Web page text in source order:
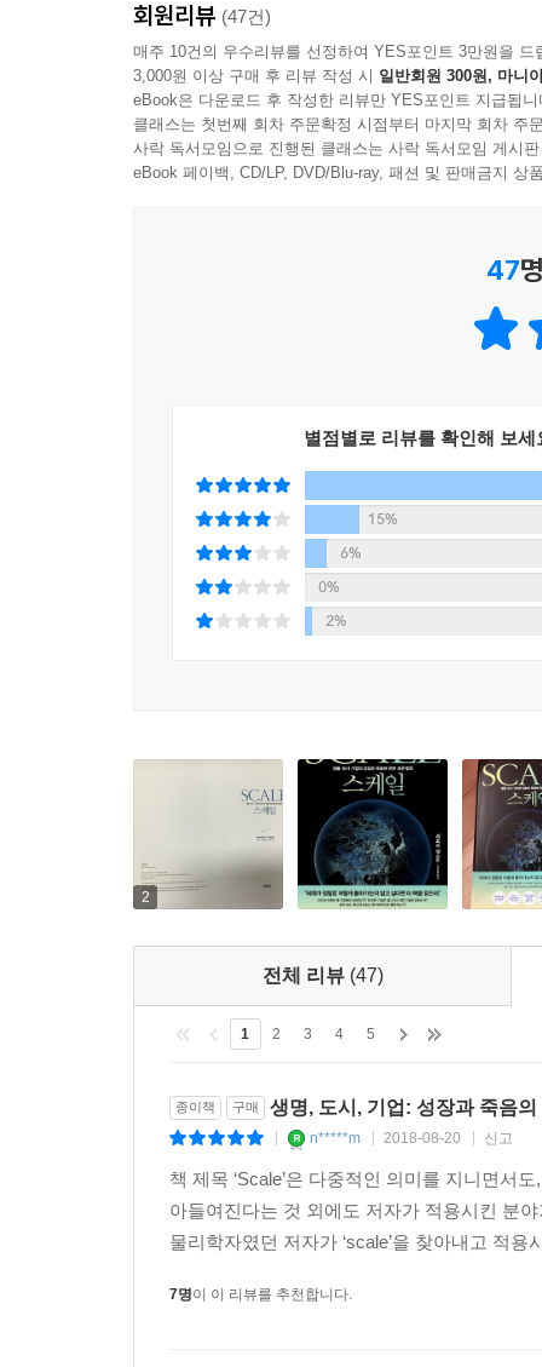
현재 세계에서 제프리 웨스트만큼 흥분을 불러
없는가” “도시와 기업은 아주 커다란 동물에 불과
많은 이들이 모여드는 거대도시에 이르기까지 모
스탠퍼드대학교 후버연구소 선임연구원
사고를 삼차원에서 사차원으로 확장시킬 것이다
스튜어트 브랜드, [홀 어스 카탈로그 Whole Earth
이 책은 명석한 통찰로 가득하다. 기업이 왜 실패
알고 싶다면 이 경이로운 책을 읽으라.- 마크 베니
과학의 역사에서 원대하고 대담하고 아름답고
웨스트는 바로 그런 개념을 내놓았다. 이 책에는
에이브러햄 버기즈, 스탠퍼드대학교 의과대학 교
이 책은 하나의 계시다. CEO, 기술 전문가, 시
이해하고자 하는 사람이라면 반드시 읽어야
Creative Class』저자
이해하는 경이로운 도전 과제를 제시하면서,
사회와 삶까지 깊이 연결되어 있음을 보여줌
『대칭Symmetry』저자
엄청난 범위와 전망을 담은 중요하면서 독창
왕립천문대장,『여섯 개의 수Just Six Numbers』
이렇게 거대한 생각을 담은 책은 몇 년에 한 번밖
회원리뷰 (47건)
매주 10건의 우수리뷰를 선정하여 YES포인트 3만원을 드
3,000원 이상 구매 후 리뷰 작성 시 일반회원 300원, 마니
eBook은 다운로드 후 작성한 리뷰만 YES포인트 지급됩니
클래스는 첫번째 회차 주문확정 시점부터 마지막 회차 주
사락 독서모임으로 진행된 클래스는 사락 독서모임 게시
eBook 페이백, CD/LP, DVD/Blu-ray, 패션 및 판매금지 상
47
별점별로 리뷰를 확인해 보세
15%
6%
0%
2%
2
전체 리뷰 (47)
1 2 3 4 5
종이책 구매 생명, 도시, 기업: 성장과 죽음의
n*****m 2018-08-20 신고
책 제목 ‘Scale’은 다중적인 의미를 지니면서
아들여진다는 것 외에도 저자가 적용시킨 분
물리학자였던 저자가 ‘scale’을 찾아내고 적
7명이 이 리뷰를 추천합니다.